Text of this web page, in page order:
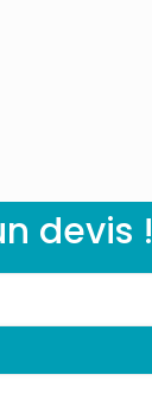
devis !